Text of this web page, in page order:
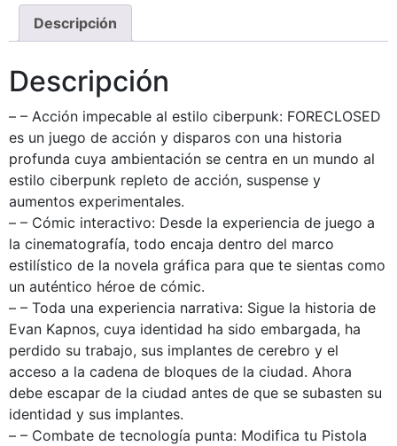
Descripción
Descripción
– – Acción impecable al estilo ciberpunk: FORECLOSED
es un juego de acción y disparos con una historia
profunda cuya ambientación se centra en un mundo al
estilo ciberpunk repleto de acción, suspense y
aumentos experimentales.
– – Cómic interactivo: Desde la experiencia de juego a
la cinematografía, todo encaja dentro del marco
estilístico de la novela gráfica para que te sientas como
un auténtico héroe de cómic.
– – Toda una experiencia narrativa: Sigue la historia de
Evan Kapnos, cuya identidad ha sido embargada, ha
perdido su trabajo, sus implantes de cerebro y el
acceso a la cadena de bloques de la ciudad. Ahora
debe escapar de la ciudad antes de que se subasten su
identidad y sus implantes.
– – Combate de tecnología punta: Modifica tu Pistola